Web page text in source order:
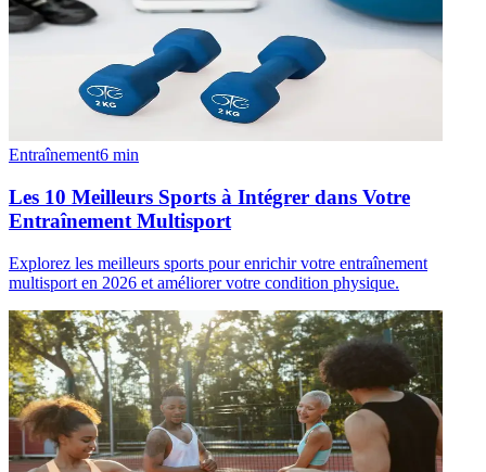
Entraînement6 min
Les 10 Meilleurs Sports à Intégrer dans Votre
Entraînement Multisport
Explorez les meilleurs sports pour enrichir votre entraînement
multisport en 2026 et améliorer votre condition physique.